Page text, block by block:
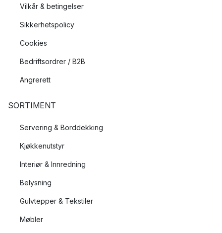
Vilkår & betingelser
Sikkerhetspolicy
Cookies
Bedriftsordrer / B2B
Angrerett
SORTIMENT
Servering & Borddekking
Kjøkkenutstyr
Interiør & Innredning
Belysning
Gulvtepper & Tekstiler
Møbler